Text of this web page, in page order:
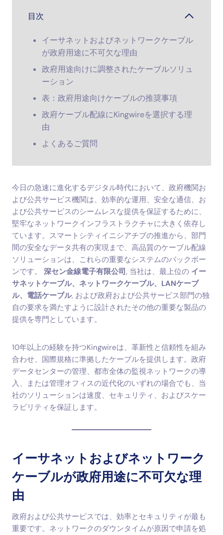
目次
イーサネットおよびネットワークケーブル
が政府用途に不可欠な理由
政府用途向けに調整されたケーブルソリュ
ーション
表：政府用途向けケーブルの推奨事項
政府ケーブル配線にKingwireを選択する理
由
よくあるご質問
今日の急速に進化するデジタル時代において、政府機関お
よび公共サービス機関は、効率的な運用、安全な通信、お
よび公共サービスのシームレスな提供を保証するために、
堅牢なネットワークインフラストラクチャに大きく依存し
ています。スマートシティイニシアチブの推進から、部門
間の安全なデータ共有の実現まで、高品質のケーブル配線
ソリューションは、これらの重要なシステムのバックボー
ンです。 深セン金線電子有限公司, 当社は、最上位の イー
サネットケーブル、ネットワークケーブル、LANケーブ
ル、電話ケーブル, および政府および公共サービス部門の独
自の要求を満たすように設計されたその他の重要な製品の
提供を専門としています。
10年以上の経験を持つKingwireは、革新性と信頼性を組み
合わせ、国際規格に準拠したケーブルを提供します。政府
データセンターの管理、都市全体の監視ネットワークの導
入、または管理オフィスの近代化のいずれの場合でも、当
社のソリューションは速度、セキュリティ、およびスケー
ラビリティを保証します。
イーサネットおよびネットワーク
ケーブルが政府用途に不可欠な理
由
政府および公共サービスでは、効率とセキュリティが最も
重要です。ネットワークのダウンタイムが原因で申請を処